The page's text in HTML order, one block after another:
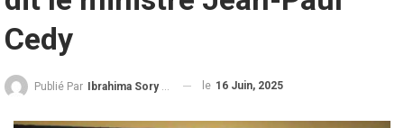
Cedy
Publié Par Ibrahima Sory Diallo le 16 Juin, 2025